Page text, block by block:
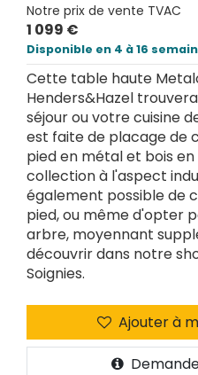
Notre prix de vente TVAC
1 099 €
Disponible en 4 à 16
Cette table haute
Henders&Hazel
séjour ou votre cuisine
est faite de placage de
pied en métal et bois
collection à l'aspect
également possible de
pied, ou même d'opter
arbre, moyennant
découvrir dans notre
Soignies.
Ajouter à